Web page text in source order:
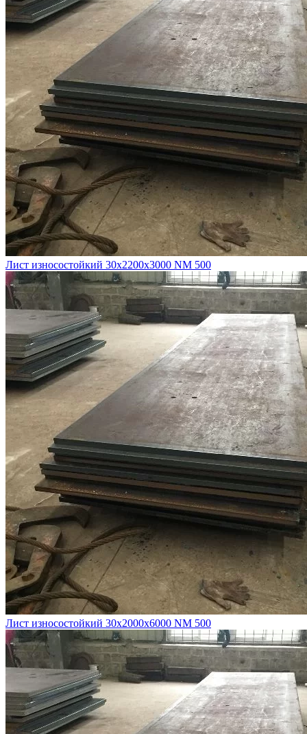
Лист износостойкий 30х2200х3000 NM 500
Лист износостойкий 30х2000х6000 NM 500